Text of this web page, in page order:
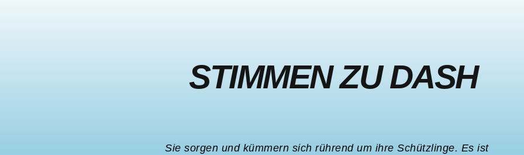
STIMMEN ZU DASH
Sie sorgen und kümmern sich rührend um ihre Schützlinge. Es ist